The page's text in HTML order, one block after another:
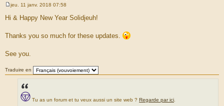
M
g
jeu. 11 janv. 2018 07:58
Hi & Happy New Year Solidjeuh!
Thanks you so much for these updates.
See you.
Traduire en
Tu as un forum et tu veux aussi un site web ? Regarde par ici.